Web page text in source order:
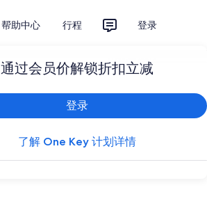
帮助中心 行程 登录
通过会员价解锁折扣立减
登录
了解 One Key 计划详情